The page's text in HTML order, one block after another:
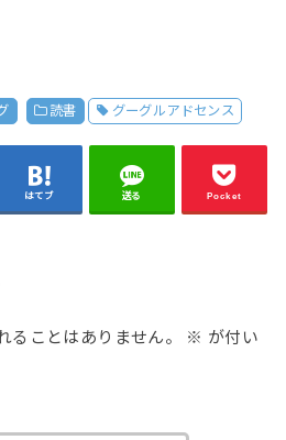
読書 グーグルアドセンス
はてブ 送る Pocket
ることはありません。 ※ が付い